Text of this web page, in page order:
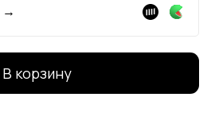
→
В корзину